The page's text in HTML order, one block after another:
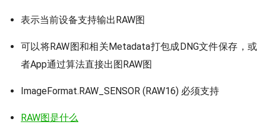
表示当前设备支持输出RAW图
可以将RAW图和相关Metadata打包成DNG文件保存，或
者App通过算法直接出图RAW图
ImageFormat.RAW_SENSOR (RAW16) 必须支持
RAW图是什么